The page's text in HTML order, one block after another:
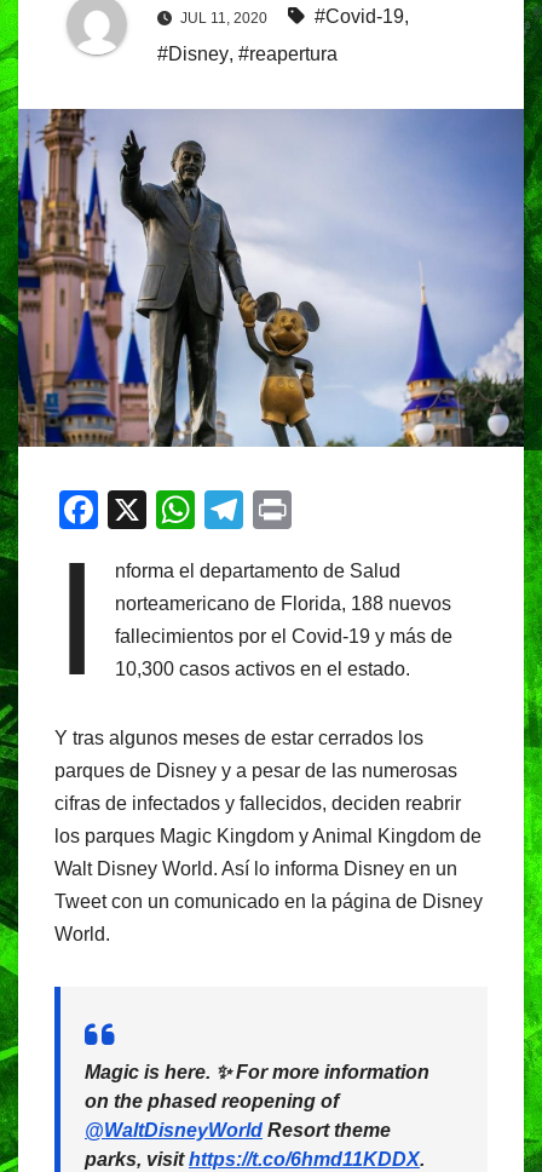
JUL 11, 2020 #Covid-19,
#Disney, #reapertura
F
c
e
b
o
k
X
W
at
s
A
p
T
e
gr
a
t
I
nforma el departamento de Salud
norteamericano de Florida, 188 nuevos
fallecimientos por el Covid-19 y más de
10,300 casos activos en el estado.
Y tras algunos meses de estar cerrados los
parques de Disney y a pesar de las numerosas
cifras de infectados y fallecidos, deciden reabrir
los parques Magic Kingdom y Animal Kingdom de
Walt Disney World. Así lo informa Disney en un
Tweet con un comunicado en la página de Disney
World.
Magic is here. ✨ For more information
on the phased reopening of
@WaltDisneyWorld Resort theme
parks, visithttps://t.co/6hmd11KDDX.